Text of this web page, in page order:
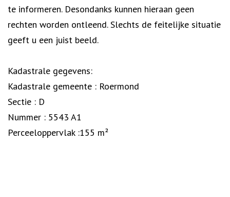
te informeren. Desondanks kunnen hieraan geen
rechten worden ontleend. Slechts de feitelijke situatie
geeft u een juist beeld.
Kadastrale gegevens:
Kadastrale gemeente : Roermond
Sectie : D
Nummer : 5543 A1
Perceeloppervlak :155 m²